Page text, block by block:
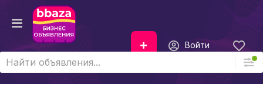
Войти